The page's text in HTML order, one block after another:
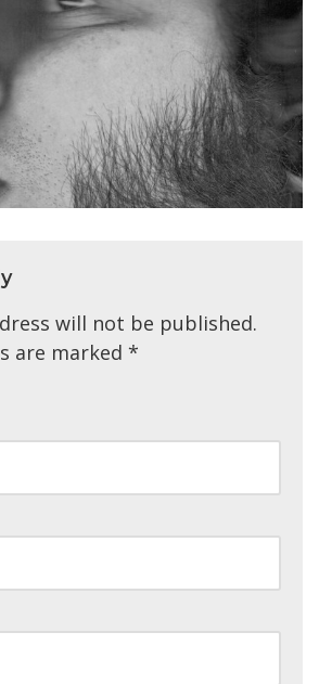
will not be published.
are marked *